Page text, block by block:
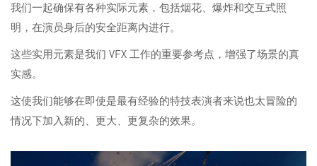
我们一起确保有各种实际元素，包括烟花、爆炸和交互式照
明，在演员身后的安全距离内进行。
这些实用元素是我们 VFX 工作的重要参考点，增强了场景的真
实感。
这使我们能够在即使是最有经验的特技表演者来说也太冒险的
情况下加入新的、更大、更复杂的效果。